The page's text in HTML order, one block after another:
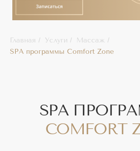
Главная / Услуги / Массаж /
SPA программы Comfort Zone
SPA ПРОГРАММЫ
COMFORT ZONE